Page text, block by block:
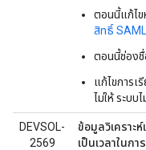
ตอนนี้แก้ไข
สิทธิ์ SAML
ตอนนี้ช่องชื่
แก้ไขการเ
ไม่ให้ ระบ
DEVSOL-
2569
ข้อมูลวิเคราะ
เป็นเวลาในก